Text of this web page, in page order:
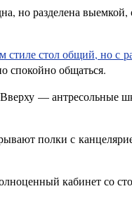
но разделена
стиле стол общий, но с
спокойно общаться.
— антресольные
полки с
кабинет со